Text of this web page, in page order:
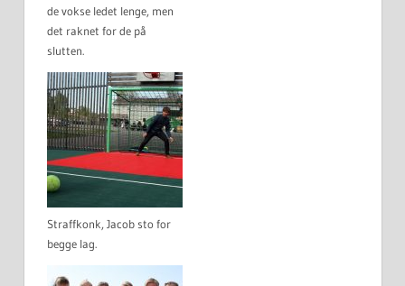
de vokse ledet lenge, men
det raknet for de på
slutten.
Straffkonk, Jacob sto for
begge lag.